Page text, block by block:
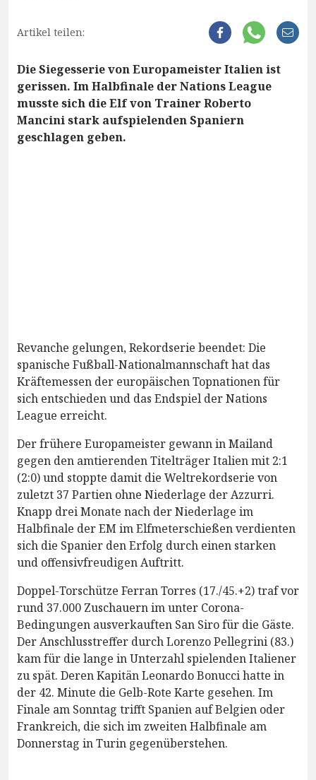
Artikel teilen:
Die Siegesserie von Europameister Italien ist
gerissen. Im Halbfinale der Nations League
musste sich die Elf von Trainer Roberto
Mancini stark aufspielenden Spaniern
geschlagen geben.
Revanche gelungen, Rekordserie beendet: Die
spanische Fußball-Nationalmannschaft hat das
Kräftemessen der europäischen Topnationen für
sich entschieden und das Endspiel der Nations
League erreicht.
Der frühere Europameister gewann in Mailand
gegen den amtierenden Titelträger Italien mit 2:1
(2:0) und stoppte damit die Weltrekordserie von
zuletzt 37 Partien ohne Niederlage der Azzurri.
Knapp drei Monate nach der Niederlage im
Halbfinale der EM im Elfmeterschießen verdienten
sich die Spanier den Erfolg durch einen starken
und offensivfreudigen Auftritt.
Doppel-Torschütze Ferran Torres (17./45.+2) traf vor
rund 37.000 Zuschauern im unter Corona-
Bedingungen ausverkauften San Siro für die Gäste.
Der Anschlusstreffer durch Lorenzo Pellegrini (83.)
kam für die lange in Unterzahl spielenden Italiener
zu spät. Deren Kapitän Leonardo Bonucci hatte in
der 42. Minute die Gelb-Rote Karte gesehen. Im
Finale am Sonntag trifft Spanien auf Belgien oder
Frankreich, die sich im zweiten Halbfinale am
Donnerstag in Turin gegenüberstehen.